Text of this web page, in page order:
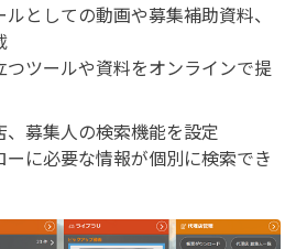
としての動画や募集補助資料、
つツールや資料をオンラインで提
募集人の検索機能を設定
ーに必要な情報が個別に検索でき